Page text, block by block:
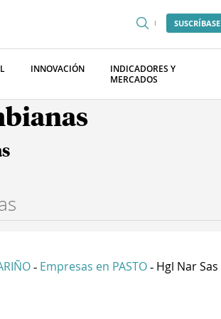
SUSCRÍBASE
INNOVACIÓN
INDICADORES Y
MERCADOS
- Empresas en PASTO - Hgl Nar Sas